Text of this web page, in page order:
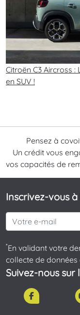
Citroën C3 Aircross
en SUV !
Pensez à
Un crédit vous
vos capacités de
Inscrivez-vous
*En validant votre
collecte de
Suivez-nous sur